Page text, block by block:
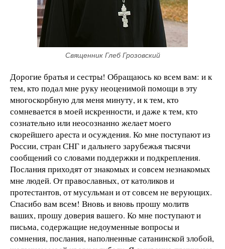
Священник Глеб Грозовский
Дорогие братья и сестры! Обращаюсь ко всем вам: и к
тем, кто подал мне руку неоценимой помощи в эту
многоскорбную для меня минуту, и к тем, кто
сомневается в моей искренности, и даже к тем, кто
сознательно или неосознанно желает моего
скорейшего ареста и осуждения. Ко мне поступают из
России, стран СНГ и дальнего зарубежья тысячи
сообщений со словами поддержки и подкрепления.
Послания приходят от знакомых и совсем незнакомых
мне людей. От православных, от католиков и
протестантов, от мусульман и от совсем не верующих.
Спасибо вам всем! Вновь и вновь прошу молитв
ваших, прошу доверия вашего. Ко мне поступают и
письма, содержащие недоуменные вопросы и
сомнения, послания, наполненные сатанинской злобой,